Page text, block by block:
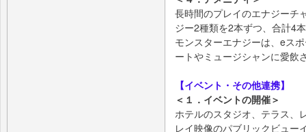
長時間のプレイのエナジーチ
ジー2種類を2本ずつ、合計4
モンスターエナジーは、eス
ートやミュージシャンに愛飲
【イベント・その他連携】
＜１．イベントの開催＞
ホテルのスタジオ、テラス、
レイ映像のパブリックビュー